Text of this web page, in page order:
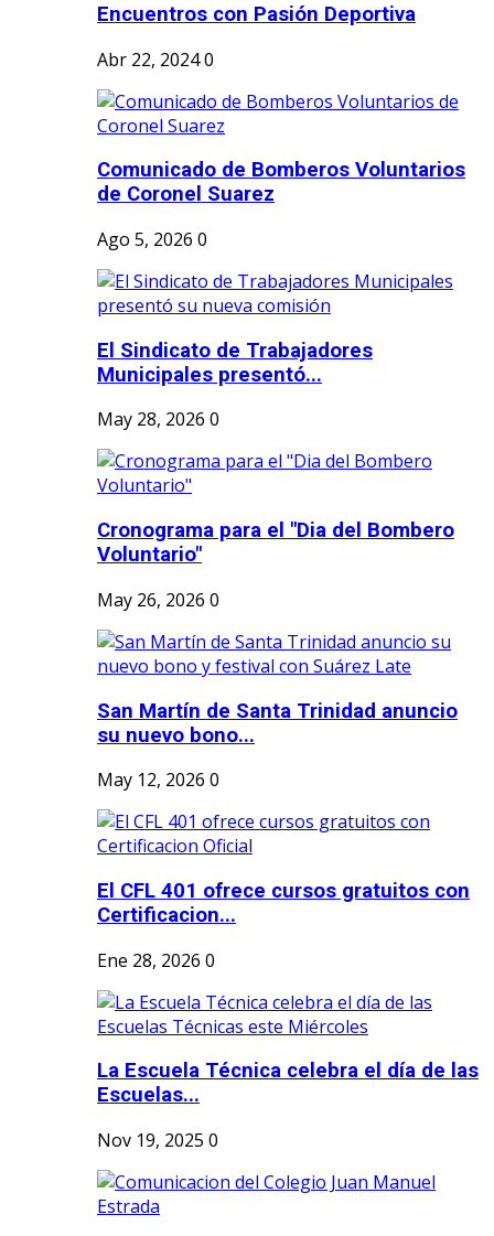
Encuentros con Pasión Deportiva
Abr 22, 20240
Comunicado de Bomberos Voluntarios
de Coronel Suarez
Ago 5, 2026 0
El Sindicato de Trabajadores
Municipales presentó...
May 28, 2026 0
Cronograma para el "Dia del Bombero
Voluntario"
May 26, 2026 0
San Martín de Santa Trinidad anuncio
su nuevo bono...
May 12, 2026 0
El CFL 401 ofrece cursos gratuitos con
Certificacion...
Ene 28, 2026 0
La Escuela Técnica celebra el día de las
Escuelas...
Nov 19, 2025 0